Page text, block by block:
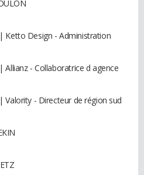
Ketto Design - Administration
- Collaboratrice d agence
- Directeur de région sud